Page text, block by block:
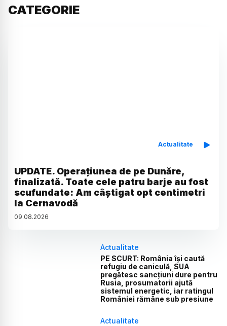
CATEGORIE
Actualitate
UPDATE. Operațiunea de pe Dunăre,
finalizată. Toate cele patru barje au fost
scufundate: Am câștigat opt centimetri
la Cernavodă
09.08.2026
Actualitate
PE SCURT: România își caută
refugiu de caniculă, SUA
pregătesc sancțiuni dure pentru
Rusia, prosumatorii ajută
sistemul energetic, iar ratingul
României rămâne sub presiune
Actualitate